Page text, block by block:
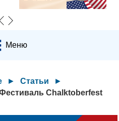
Меню
► Статьи
►
Chalktoberfest